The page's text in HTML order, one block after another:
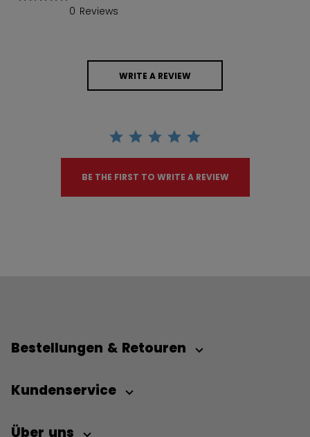
0 Reviews
WRITE A REVIEW
BE THE FIRST TO WRITE A REVIEW
Bestellungen & Retouren
Kundenservice
Über uns